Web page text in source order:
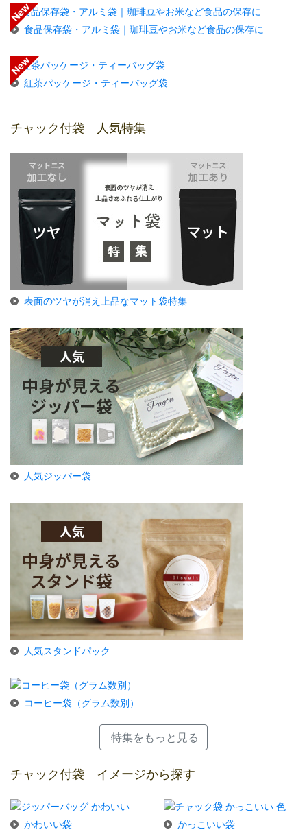
食品保存袋・アルミ袋｜珈琲豆やお米など食品の保存に
紅茶パッケージ・ティーバッグ袋
チャック付袋 人気特集
表面のツヤが消え上品なマット袋特集
人気ジッパー袋
人気スタンドパック
コーヒー袋（グラム数別）
特集をもっと見る
チャック付袋 イメージから探す
かわいい袋 かっこいい袋